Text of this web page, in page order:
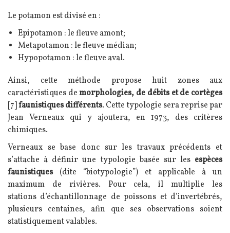
Le potamon est divisé en :
Epipotamon : le fleuve amont;
Metapotamon : le fleuve médian;
Hypopotamon : le fleuve aval.
Ainsi, cette méthode propose huit zones aux
caractéristiques demorphologies, de débits et de cortèges
[7] faunistiques différents. Cette typologie sera reprise par
Jean Verneaux qui y ajoutera, en 1973, des critères
chimiques.
Verneaux se base donc sur les travaux précédents et
s’attache à définir une typologie basée sur les espèces
faunistiques(dite “biotypologie”) et applicable à un
maximum de rivières. Pour cela, il multiplie les
stations d’échantillonnage de poissons et d’invertébrés,
plusieurs centaines, afin que ses observations soient
statistiquement valables.